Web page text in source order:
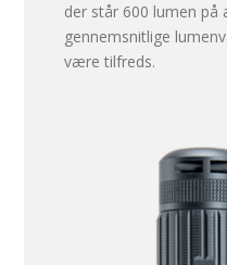
der står 600 lumen på
gennemsnitlige
være tilfreds.